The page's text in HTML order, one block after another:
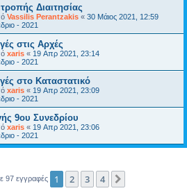
Διαιτησίας
Vassilis Perantzakis « 30 Μάιος 2021, 12:59
- 2021
στις Αρχές
xaris « 19 Απρ 2021, 23:14
- 2021
στο Καταστατικό
xaris « 19 Απρ 2021, 23:09
- 2021
9ου Συνεδρίου
xaris « 19 Απρ 2021, 23:06
- 2021
97 εγγραφές 1 2 3 4